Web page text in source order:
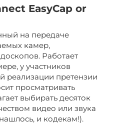
EasyCap or
на передаче
камер,
Работает
у участников
реализации претензии
просматривать
выбирать десяток
видео или звука
и кодекам!).